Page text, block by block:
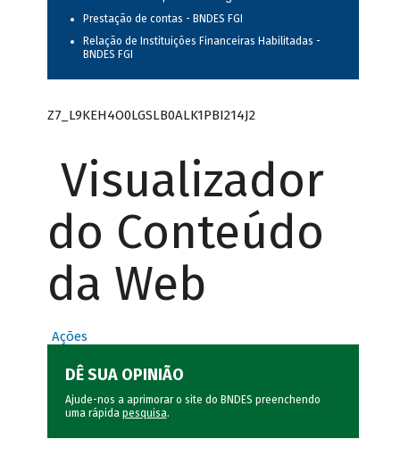
Prestação de contas - BNDES FGI
Relação de Instituições Financeiras Habilitadas -
BNDES FGI
Z7_L9KEH4O0LGSLB0ALK1PBI214J2
Visualizador
do Conteúdo
da Web
Ações
DÊ SUA OPINIÃO
Ajude-nos a aprimorar o site do BNDES preenchendo
uma rápida pesquisa.